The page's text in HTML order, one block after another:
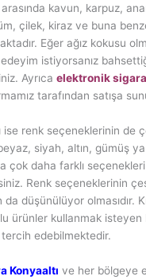
kavun, karpuz,
çilek, kiraz ve buna
Eğer ağız kokusu
istiyorsanız
Ayrıcaelektronik
tarafından satışa
ise renk seçeneklerinin de
beyaz, siyah, altın, gümüş
çok daha farklı
Renk seçeneklerinin
da düşünülüyor olmasıdır.
ürünler kullanmak isteyen
edebilmektedir.
Konyaaltı ve her bölgeye